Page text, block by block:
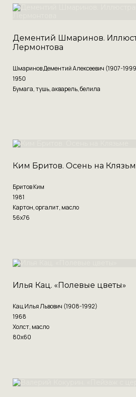
Дементий Шмаринов.
Лермонтова
Шмаринов Дементий Алексеевич (1907-
1950
Бумага, тушь, акварель, белила
Ким Бритов. Осень на
Бритов Ким
1981
Картон, оргалит, масло
56х76
Илья Кац. «Полевые цветы»
Кац Илья Львович (1908-1992)
1968
Холст, масло
80х60